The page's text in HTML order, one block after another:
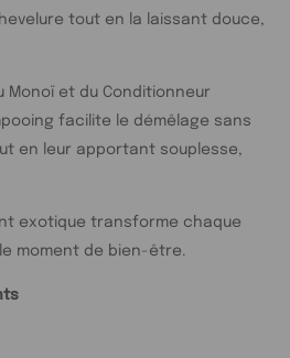
tout en la laissant douce,
Monoï et du Conditionneur
facilite le démêlage sans
en leur apportant souplesse,
exotique transforme chaque
moment de bien-être.